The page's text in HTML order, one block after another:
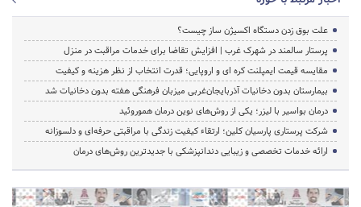
علت بوق زدن دستگاه اکسیژن ساز چیست؟
پرستار سالمند در شهرک غرب | افزایش تقاضا برای خدمات مراقبت در منزل
مقایسه قیمت ایمپلنت کره ای و اروپایی؛ قدرت انتخاب از نظر هزینه و کیفیت
بیمارستان بدون دخانیات آذربایجان‌غربی میزبان فرهنگی هفته بدون دخانیات شد
درمان بواسیر با لیزر؛ یکی از روش‌های نوین درمان هموروئید
شرکت پرستاری پارسیان کلین؛ ارتقاء کیفیت زندگی با مراقبتی حرفه‌ای و دلسوزانه
ارائه خدمات تخصصی و زیبایی دندانپزشکی با جدیدترین روش‌های درمان